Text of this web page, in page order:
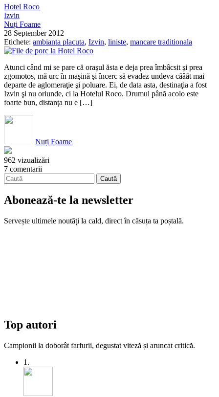
Hotel Roco
Izvin
Nuți Foame
28 September 2012
Etichete: ambianta placuta, Izvin, liniste, mancare traditionala
Atunci când mi se pare că oraşul ăsta e deja prea îmbâcsit şi prea
zgomotos, mă urc în maşină şi încerc să evadez undeva cââât mai
departe de aglomeraţie şi poluare. Ei, de data asta, destinaţia a fost
Izvin şi nu oriunde, ci la Hotelul Roco. Drumul până acolo este
foarte bun, distanţa nu e […]
Nuți Foame
962 vizualizări
7 comentarii
Abonează-te la newsletter
Servește ultimele noutăți la cald, direct în căsuța ta poștală.
Top autori
Campionii la doborât farfurii, degustat viteză și aruncat critică.
1.